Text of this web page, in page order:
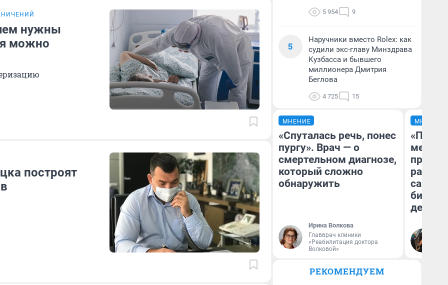
нужны
можно
построят
5 954 9
5
Наручники вместо Rolex: как
судили экс-главу Минздрава
Кузбасса и бывшего
миллионера Дмитрия
Беглова
4 725 15
МНЕНИЕ
«Спуталась речь, понес
пургу». Врач — о
смертельном диагнозе,
который сложно
обнаружить
Ирина Волкова
Главврач клиники
«Реабилитация доктора
Волковой»
МНЕНИЕ
самом
РЕКОМЕНДУЕМ